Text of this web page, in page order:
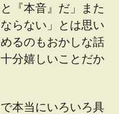
『本音』だ」また
らない」とは思い
るのもおかしな話
分嬉しいことだか
本当にいろいろ具